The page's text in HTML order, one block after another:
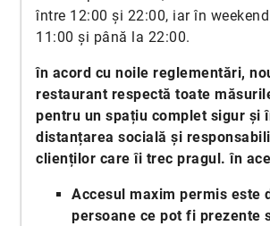
între 12:00 și 22:00, iar în
11:00 și până la 22:00.
în acord cu noile reglementări,
restaurant respectă toate
pentru un spațiu complet sigur și
distanțarea socială și
clienților care îi trec pragul. în
Accesul maxim permis este
persoane ce pot fi prezente